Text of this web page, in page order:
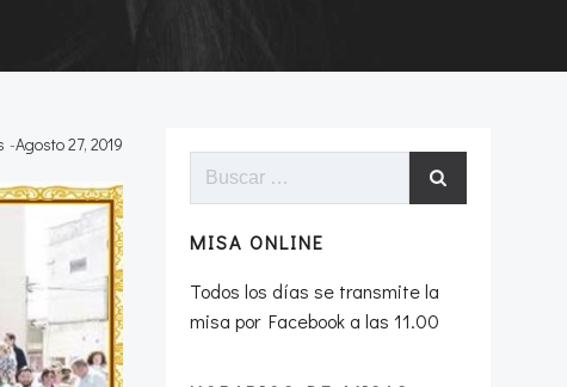
-Agosto 27, 2019
Buscar:
MISA ONLINE
Todos los días se transmite la
misa por Facebook a las 11.00